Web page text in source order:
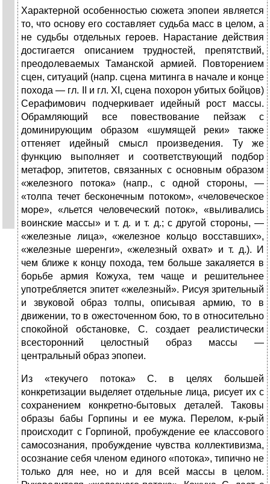
Характерной особенностью сюжета эпопеи является
то, что основу его составляет судьба масс в целом, а
не судьбы отдельных героев. Нарастание действия
достигается описанием трудностей, препятствий,
преодолеваемых Таманской армией. Повторением
сцен, ситуаций (напр. сцена митинга в начале и конце
похода — гл. II и гл. XI, сцена похорон убитых бойцов)
Серафимович подчеркивает идейный рост массы.
Обрамляющий все повествование пейзаж с
доминирующим образом «шумящей реки» также
оттеняет идейный смысл произведения. Ту же
функцию выполняет и соответствующий подбор
метафор, эпитетов, связанных с основным образом
«железного потока» (напр., с одной стороны, —
«толпа течет бесконечным потоком», «человеческое
море», «льется человеческий поток», «выливались
воинские массы» и т. д. и т. д.; с другой стороны, —
«железные лица», «железное кольцо восставших»,
«железные шеренги», «железный охват» и т. д.). И
чем ближе к концу похода, тем больше закаляется в
борьбе армия Кожуха, тем чаще и решительнее
употребляется эпитет «железный». Рисуя зрительный
и звуковой образ толпы, описывая армию, то в
движении, то в ожесточенном бою, то в относительно
спокойной обстановке, С. создает реалистически
всесторонний целостный образ массы —
центральный образ эпопеи.
Из «текучего потока» С. в целях большей
конкретизации выделяет отдельные лица, рисует их с
сохранением конкретно-бытовых деталей. Таковы
образы бабы Горпины и ее мужа. Перелом, к-рый
происходит с Горпиной, пробуждение ее классового
самосознания, пробуждение чувства коллективизма,
осознание себя членом единого «потока», типично не
только для нее, но и для всей массы в целом.